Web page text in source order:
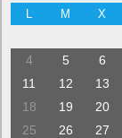
L
M X
4
5 6
11
12 13
18
19 20
25
26 27